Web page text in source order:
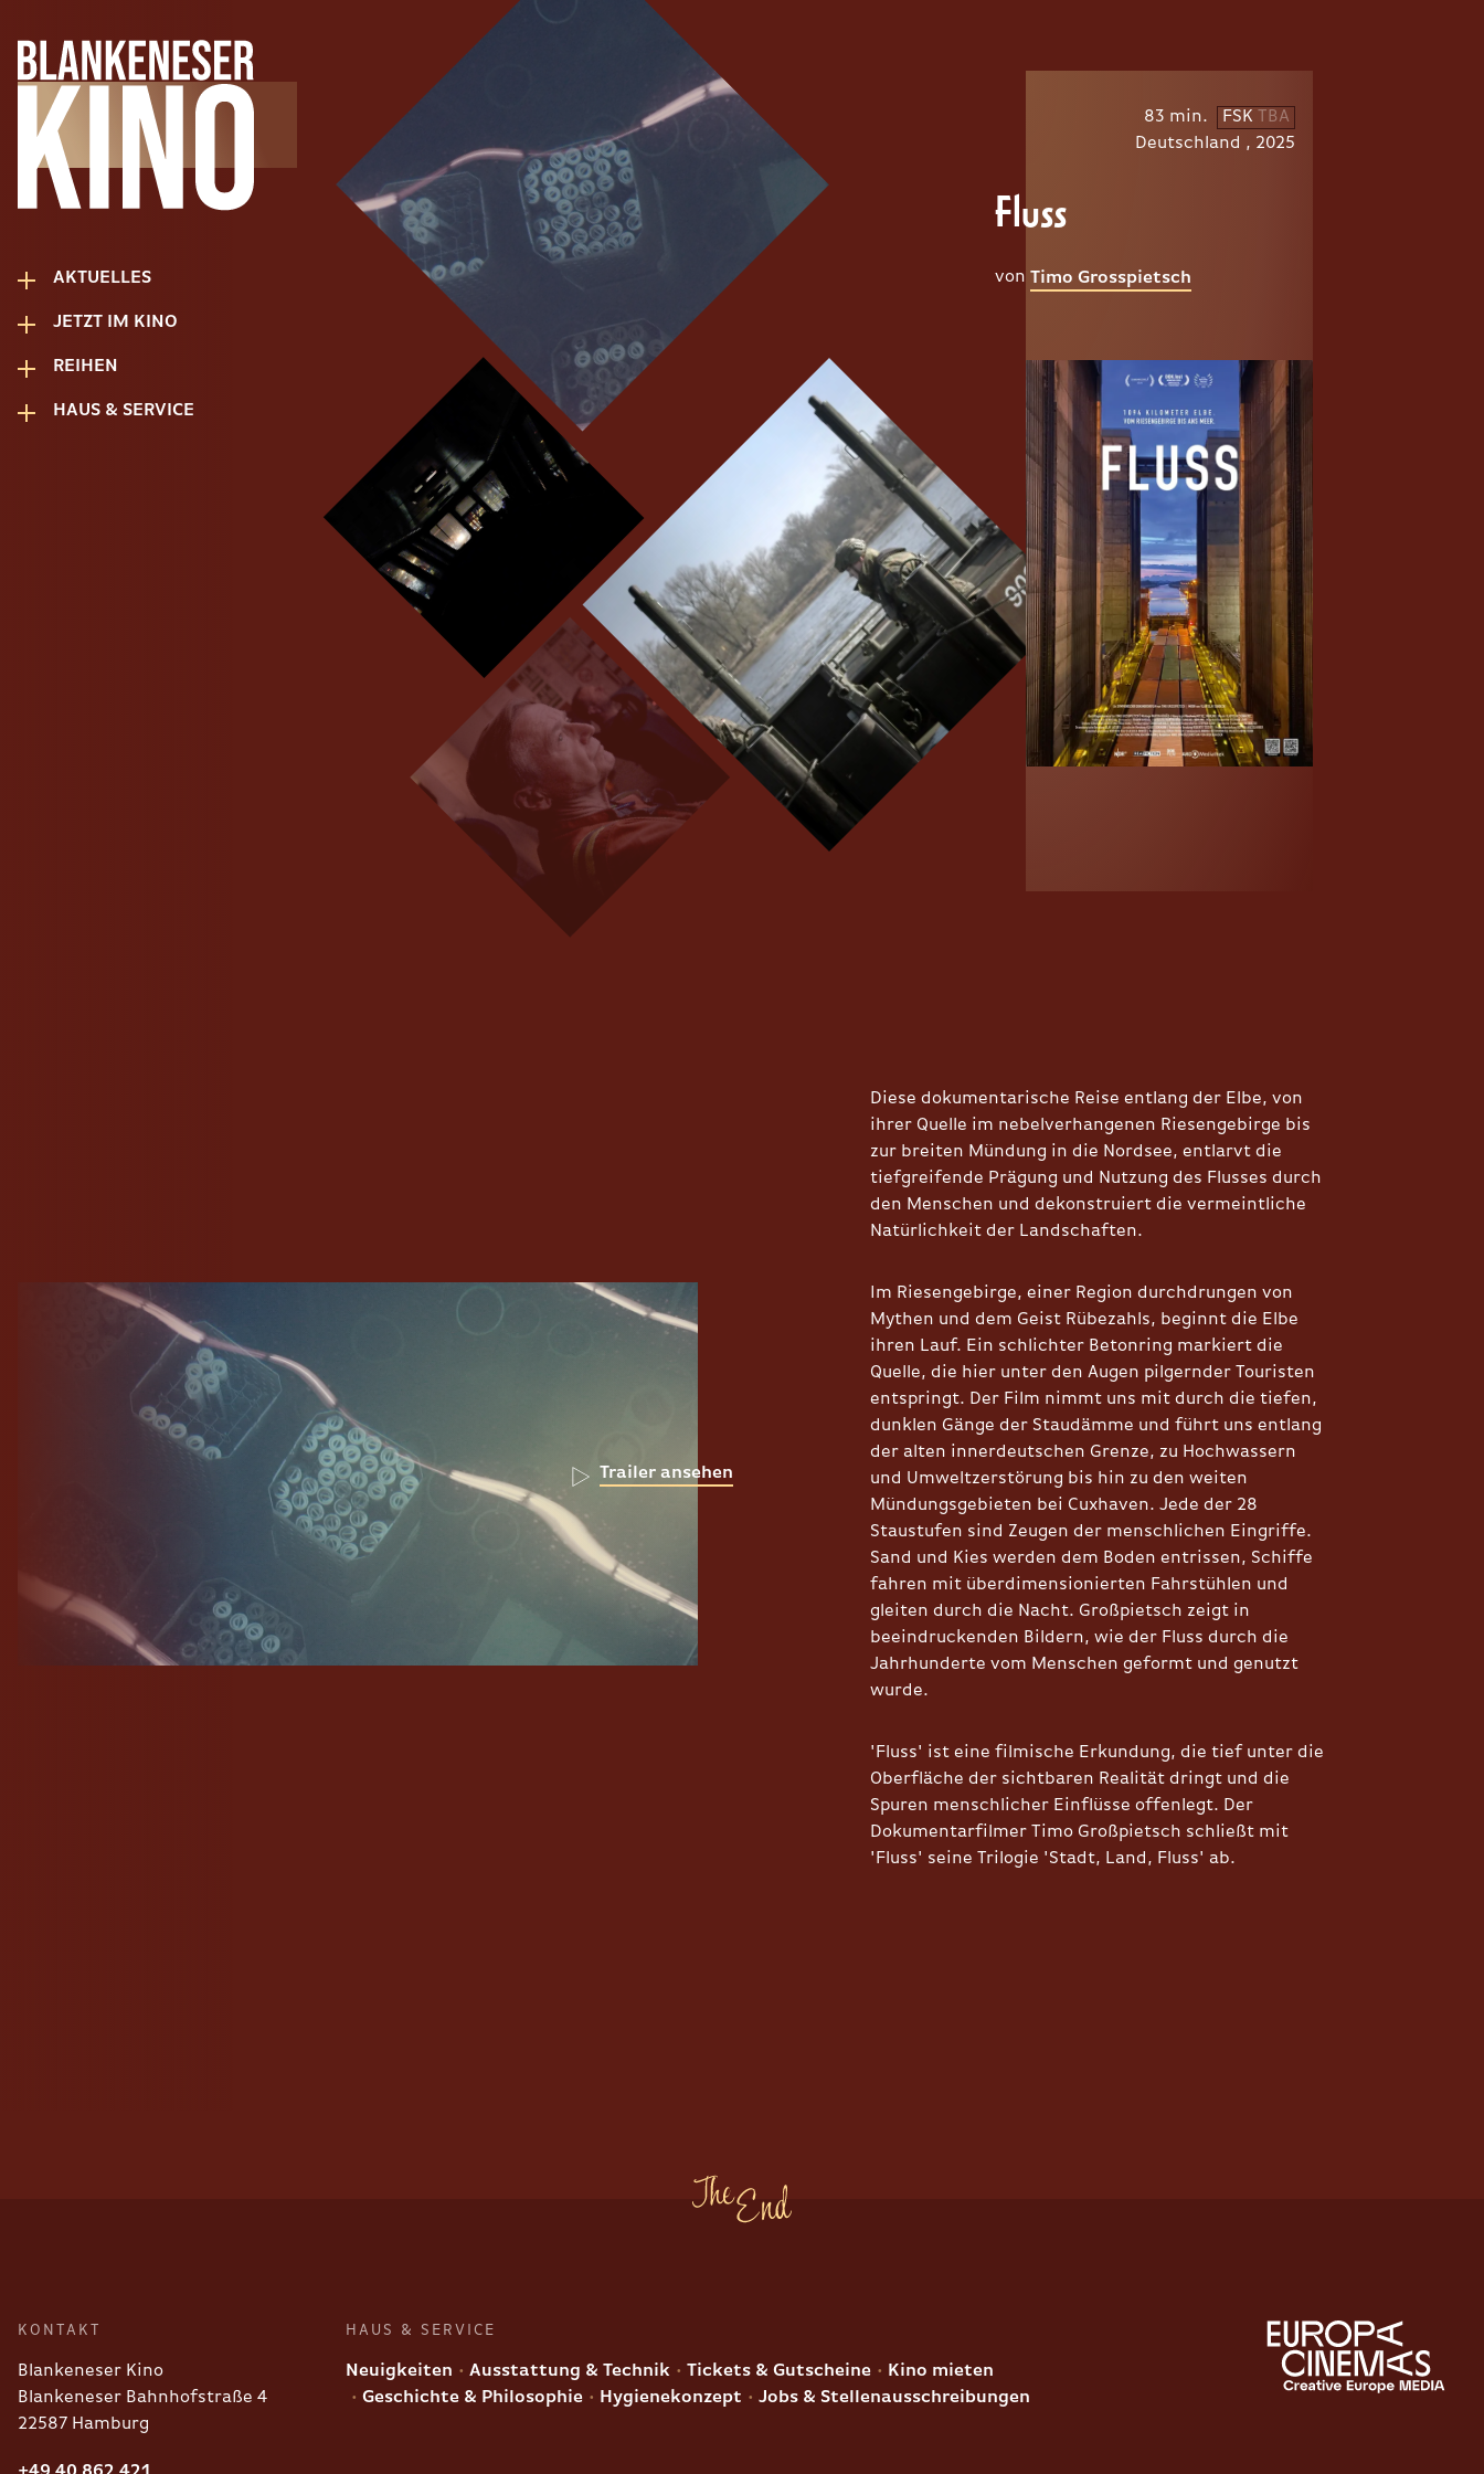
AKTUELLES
JETZT IM KINO
REIHEN
HAUS & SERVICE
83 min. FSK
TBA
Deutschland , 2025
Fluss
vonTimo Grosspietsch
Trailer ansehen
Diese dokumentarische Reise entlang der Elbe, von
ihrer Quelle im nebelverhangenen Riesengebirge bis
zur breiten Mündung in die Nordsee, entlarvt die
tiefgreifende Prägung und Nutzung des Flusses durch
den Menschen und dekonstruiert die vermeintliche
Natürlichkeit der Landschaften.
Im Riesengebirge, einer Region durchdrungen von
Mythen und dem Geist Rübezahls, beginnt die Elbe
ihren Lauf. Ein schlichter Betonring markiert die
Quelle, die hier unter den Augen pilgernder Touristen
entspringt. Der Film nimmt uns mit durch die tiefen,
dunklen Gänge der Staudämme und führt uns entlang
der alten innerdeutschen Grenze, zu Hochwassern
und Umweltzerstörung bis hin zu den weiten
Mündungsgebieten bei Cuxhaven. Jede der 28
Staustufen sind Zeugen der menschlichen Eingriffe.
Sand und Kies werden dem Boden entrissen, Schiffe
fahren mit überdimensionierten Fahrstühlen und
gleiten durch die Nacht. Großpietsch zeigt in
beeindruckenden Bildern, wie der Fluss durch die
Jahrhunderte vom Menschen geformt und genutzt
wurde.
'Fluss' ist eine filmische Erkundung, die tief unter die
Oberfläche der sichtbaren Realität dringt und die
Spuren menschlicher Einflüsse offenlegt. Der
Dokumentarfilmer Timo Großpietsch schließt mit
'Fluss' seine Trilogie 'Stadt, Land, Fluss' ab.
KONTAKT
Blankeneser Kino
Blankeneser Bahnhofstraße 4
22587 Hamburg
HAUS & SERVICE
Neuigkeiten Ausstattung & Technik Tickets & Gutscheine
Kino mieten
Geschichte & Philosophie
Hygienekonzept Jobs & Stellenausschreibungen